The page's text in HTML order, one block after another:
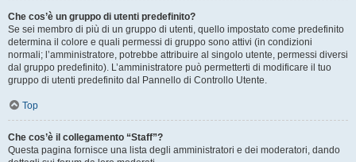
Che cos’è un gruppo di utenti predefinito?
Se sei membro di più di un gruppo di utenti, quello impostato come predefinito
determina il colore e quali permessi di gruppo sono attivi (in condizioni
normali; l’amministratore, potrebbe attribuire al singolo utente, permessi diversi
dal gruppo predefinito). L’amministratore può permetterti di modificare il tuo
gruppo di utenti predefinito dal Pannello di Controllo Utente.
Top
Che cos’è il collegamento “Staff”?
Questa pagina fornisce una lista degli amministratori e dei moderatori, dando